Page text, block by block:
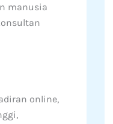
manusia
online,